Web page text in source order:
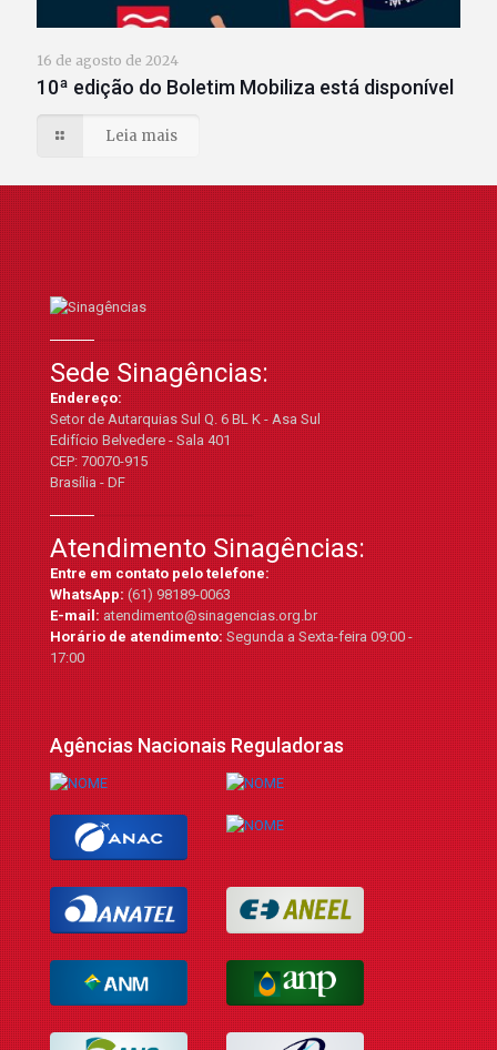
16 de agosto de 2024
10ª edição do Boletim Mobiliza está disponível
Leia mais
Sede Sinagências:
Endereço:
Setor de Autarquias Sul Q. 6 BL K - Asa Sul
Edifício Belvedere - Sala 401
CEP: 70070-915
Brasília - DF
Atendimento Sinagências:
Entre em contato pelo telefone:
WhatsApp:(61) 98189-0063
E-mail:atendimento@sinagencias.org.br
Horário de atendimento:Segunda a Sexta-feira 09:00 -
17:00
Agências Nacionais Reguladoras